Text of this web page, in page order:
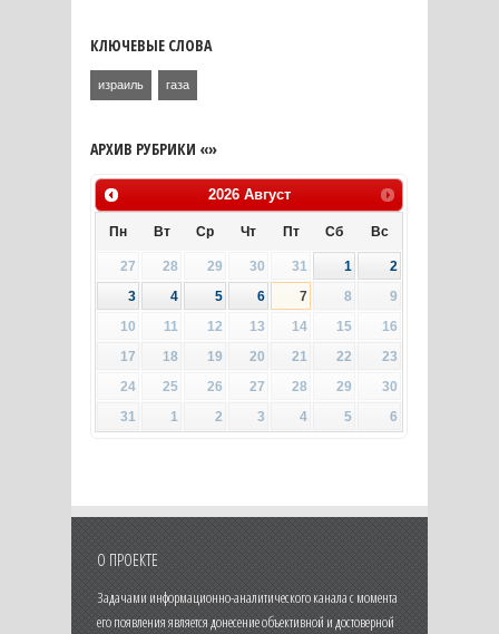
КЛЮЧЕВЫЕ СЛОВА
израиль газа
АРХИВ РУБРИКИ «»
2026 Август
Пн Вт Ср Чт Пт Сб Вс
27 28 29 30 31 1
2
3
4 5 6 7 8
9
10
11 12 13 14 15
16
17
18 19 20 21 22
23
24
25 26 27 28 29
30
31
1 2 3 4 5 6
О ПРОЕКТЕ
Задачами информационно-аналитического канала с момента
его появления является донесение объективной и достоверной